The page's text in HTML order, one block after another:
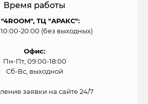
Время работы
ТЦ "АРАКС":
20:00 (без выходных)
Офис:
Пн-Пт, 09:00-18:00
Сб-Вс, выходной
заявки на сайте 24/7